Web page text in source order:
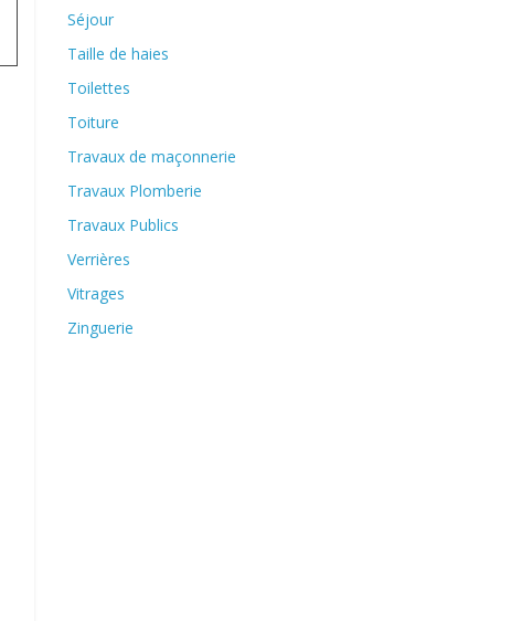
Séjour
Taille de haies
Toilettes
Toiture
Travaux de maçonnerie
Travaux Plomberie
Travaux Publics
Verrières
Vitrages
Zinguerie